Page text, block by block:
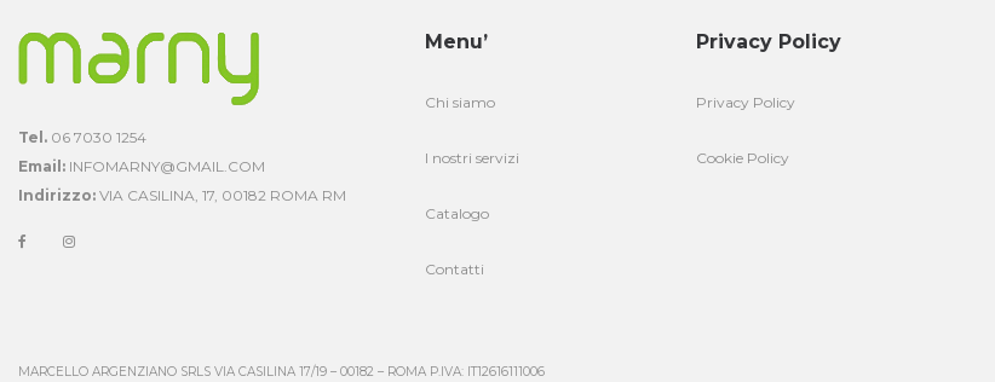
Tel. 06 7030 1254
Email: INFOMARNY@GMAIL.COM
Indirizzo: VIA CASILINA, 17, 00182 ROMA RM
Menu’
Chi siamo
I nostri servizi
Catalogo
Contatti
Privacy Policy
Privacy Policy
Cookie Policy
MARCELLO ARGENZIANO SRLS VIA CASILINA 17/19 – 00182 – ROMA P.IVA: IT12616111006